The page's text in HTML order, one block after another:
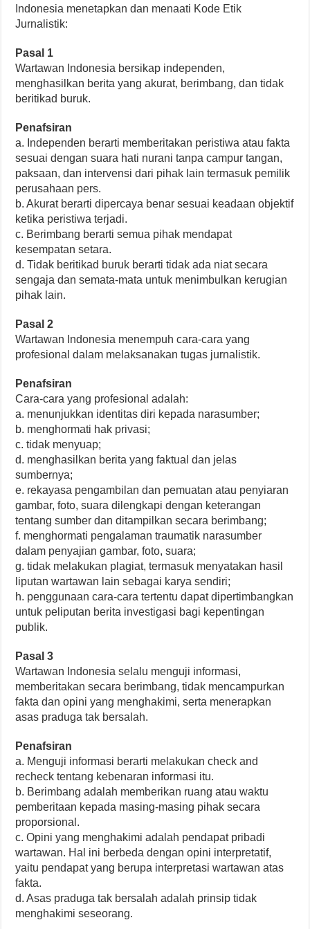
Indonesia menetapkan dan menaati Kode Etik
Jurnalistik:
Pasal 1
Wartawan Indonesia bersikap independen,
menghasilkan berita yang akurat, berimbang, dan tidak
beritikad buruk.
Penafsiran
a. Independen berarti memberitakan peristiwa atau fakta
sesuai dengan suara hati nurani tanpa campur tangan,
paksaan, dan intervensi dari pihak lain termasuk pemilik
perusahaan pers.
b. Akurat berarti dipercaya benar sesuai keadaan objektif
ketika peristiwa terjadi.
c. Berimbang berarti semua pihak mendapat
kesempatan setara.
d. Tidak beritikad buruk berarti tidak ada niat secara
sengaja dan semata-mata untuk menimbulkan kerugian
pihak lain.
Pasal 2
Wartawan Indonesia menempuh cara-cara yang
profesional dalam melaksanakan tugas jurnalistik.
Penafsiran
Cara-cara yang profesional adalah:
a. menunjukkan identitas diri kepada narasumber;
b. menghormati hak privasi;
c. tidak menyuap;
d. menghasilkan berita yang faktual dan jelas
sumbernya;
e. rekayasa pengambilan dan pemuatan atau penyiaran
gambar, foto, suara dilengkapi dengan keterangan
tentang sumber dan ditampilkan secara berimbang;
f. menghormati pengalaman traumatik narasumber
dalam penyajian gambar, foto, suara;
g. tidak melakukan plagiat, termasuk menyatakan hasil
liputan wartawan lain sebagai karya sendiri;
h. penggunaan cara-cara tertentu dapat dipertimbangkan
untuk peliputan berita investigasi bagi kepentingan
publik.
Pasal 3
Wartawan Indonesia selalu menguji informasi,
memberitakan secara berimbang, tidak mencampurkan
fakta dan opini yang menghakimi, serta menerapkan
asas praduga tak bersalah.
Penafsiran
a. Menguji informasi berarti melakukan check and
recheck tentang kebenaran informasi itu.
b. Berimbang adalah memberikan ruang atau waktu
pemberitaan kepada masing-masing pihak secara
proporsional.
c. Opini yang menghakimi adalah pendapat pribadi
wartawan. Hal ini berbeda dengan opini interpretatif,
yaitu pendapat yang berupa interpretasi wartawan atas
fakta.
d. Asas praduga tak bersalah adalah prinsip tidak
menghakimi seseorang.